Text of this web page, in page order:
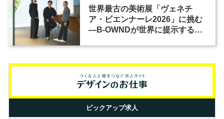
世界最古の美術展「ヴェネチ
ア・ビエンナーレ2026」に挑む
―B-OWNDが世界に提示する美
ピックアップ求人